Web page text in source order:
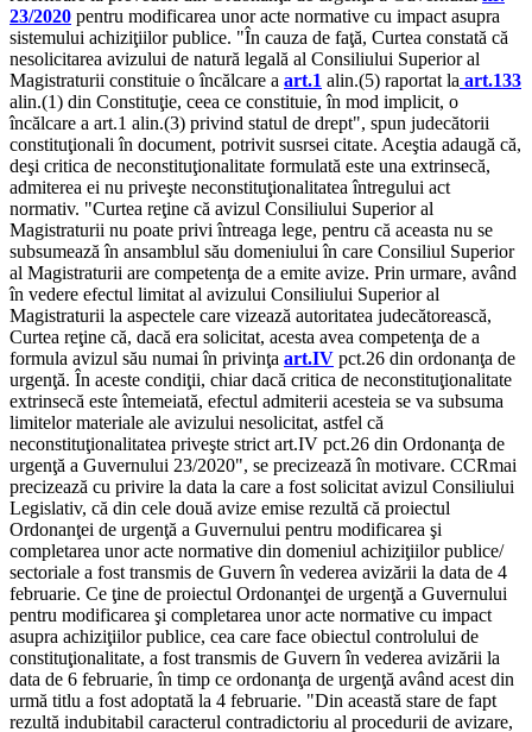
23/2020 pentru modificarea unor acte normative cu impact asupra
sistemului achiziţiilor publice. "În cauza de faţă, Curtea constată că
nesolicitarea avizului de natură legală al Consiliului Superior al
Magistraturii constituie o încălcare a art.1 alin.(5) raportat la art.133
alin.(1) din Constituţie, ceea ce constituie, în mod implicit, o
încălcare a art.1 alin.(3) privind statul de drept", spun judecătorii
constituţionali în document, potrivit susrsei citate. Aceştia adaugă că,
deşi critica de neconstituţionalitate formulată este una extrinsecă,
admiterea ei nu priveşte neconstituţionalitatea întregului act
normativ. "Curtea reţine că avizul Consiliului Superior al
Magistraturii nu poate privi întreaga lege, pentru că aceasta nu se
subsumează în ansamblul său domeniului în care Consiliul Superior
al Magistraturii are competenţa de a emite avize. Prin urmare, având
în vedere efectul limitat al avizului Consiliului Superior al
Magistraturii la aspectele care vizează autoritatea judecătorească,
Curtea reţine că, dacă era solicitat, acesta avea competenţa de a
formula avizul său numai în privinţa art.IV pct.26 din ordonanţa de
urgenţă. În aceste condiţii, chiar dacă critica de neconstituţionalitate
extrinsecă este întemeiată, efectul admiterii acesteia se va subsuma
limitelor materiale ale avizului nesolicitat, astfel că
neconstituţionalitatea priveşte strict art.IV pct.26 din Ordonanţa de
urgenţă a Guvernului 23/2020", se precizează în motivare. CCRmai
precizează cu privire la data la care a fost solicitat avizul Consiliului
Legislativ, că din cele două avize emise rezultă că proiectul
Ordonanţei de urgenţă a Guvernului pentru modificarea şi
completarea unor acte normative din domeniul achiziţiilor publice/
sectoriale a fost transmis de Guvern în vederea avizării la data de 4
februarie. Ce ţine de proiectul Ordonanţei de urgenţă a Guvernului
pentru modificarea şi completarea unor acte normative cu impact
asupra achiziţiilor publice, cea care face obiectul controlului de
constituţionalitate, a fost transmis de Guvern în vederea avizării la
data de 6 februarie, în timp ce ordonanţa de urgenţă având acest din
urmă titlu a fost adoptată la 4 februarie. "Din această stare de fapt
rezultă indubitabil caracterul contradictoriu al procedurii de avizare,